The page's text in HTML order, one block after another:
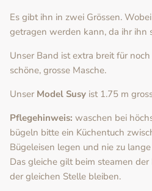
Es gibt ihn in zwei Grössen.
getragen werden kann, da ihr ihn
Unser Band ist extra breit für
schöne, grosse Masche.
Unser Model Susy ist 1.75 m
Pflegehinweis: waschen bei
bügeln bitte ein Küchentuch
Bügeleisen legen und nie zu
Das gleiche gilt beim steamen
der gleichen Stelle bleiben.